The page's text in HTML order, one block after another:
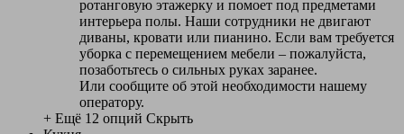
ротанговую этажерку и помоет под предметами
интерьера полы. Наши сотрудники не двигают
диваны, кровати или пианино. Если вам требуется
уборка с перемещением мебели – пожалуйста,
позаботьтесь о сильных руках заранее.
Или сообщите об этой необходимости нашему
оператору.
+ Ещё 12 опций Скрыть